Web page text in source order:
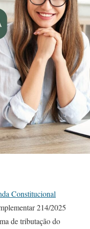
Constitucional
214/2025
de tributação do